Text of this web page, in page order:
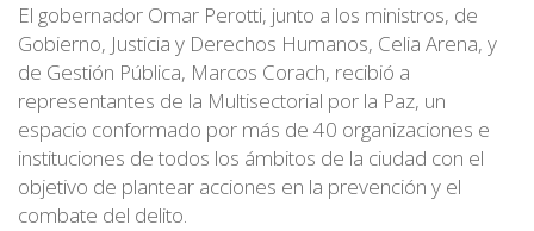
El gobernador Omar Perotti, junto a los ministros, de
Gobierno, Justicia y Derechos Humanos, Celia Arena, y
de Gestión Pública, Marcos Corach, recibió a
representantes de la Multisectorial por la Paz, un
espacio conformado por más de 40 organizaciones e
instituciones de todos los ámbitos de la ciudad con el
objetivo de plantear acciones en la prevención y el
combate del delito.